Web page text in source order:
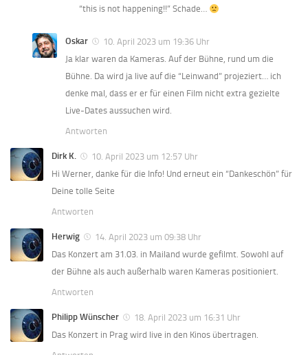
“this is not happening!!” Schade…
Oskar
10. April 2023 um 19:36 Uhr
Ja klar waren da Kameras. Auf der Bühne, rund um die
Bühne. Da wird ja live auf die “Leinwand” projeziert… ich
denke mal, dass er er für einen Film nicht extra gezielte
Live-Dates aussuchen wird.
Antworten
Dirk K.
10. April 2023 um 12:57 Uhr
Hi Werner, danke für die Info! Und erneut ein “Dankeschön” für
Deine tolle Seite
Antworten
Herwig
14. April 2023 um 09:38 Uhr
Das Konzert am 31.03. in Mailand wurde gefilmt. Sowohl auf
der Bühne als auch außerhalb waren Kameras positioniert.
Antworten
Philipp Wünscher
18. April 2023 um 16:31 Uhr
Das Konzert in Prag wird live in den Kinos übertragen.